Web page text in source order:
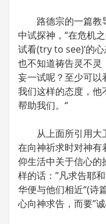
路德宗的一篇教
中试探神，“在危机
试看(try to see)‘的
也不知道祷告灵不灵
妄一试呢？至少可以
我们这样的态度，他
帮助我们。“
从上面所引用大
在向神祈求时对神有
仰生活中关于信心
样的话：”凡求告耶
华便与他们相近“(诗
心向神求告，而要”诚